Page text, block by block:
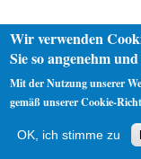
Wir verwenden
Sie so angenehm
Mit der Nutzung unserer
gemäß unserer Cookie-
OK, ich stimme zu